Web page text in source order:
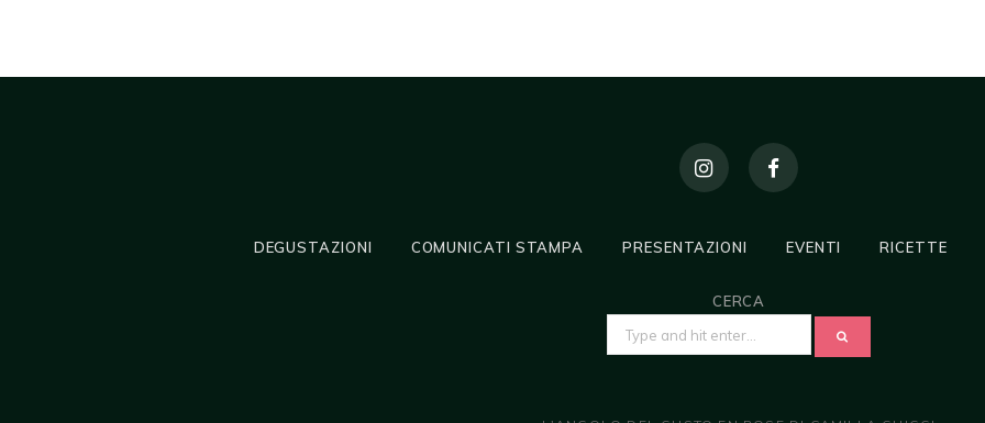
DEGUSTAZIONI COMUNICATI STAMPA PRESENTAZIONI EVENTI RICETTE
CERCA
SEARCH
FOR: